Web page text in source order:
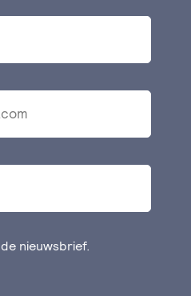
nieuwsbrief.